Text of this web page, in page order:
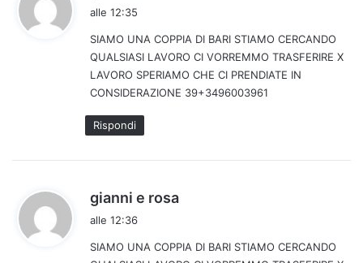
e
t
t
o
alle 12:35
SIAMO UNA COPPIA DI BARI STIAMO CERCANDO
QUALSIASI LAVORO CI VORREMMO TRASFERIRE X
LAVORO SPERIAMO CHE CI PRENDIATE IN
CONSIDERAZIONE 39+3496003961
Rispondi
gianni e rosa
e
alle 12:36
SIAMO UNA COPPIA DI BARI STIAMO CERCANDO